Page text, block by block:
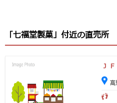
「七福堂製菓」付近の直売所
Ｊ
高